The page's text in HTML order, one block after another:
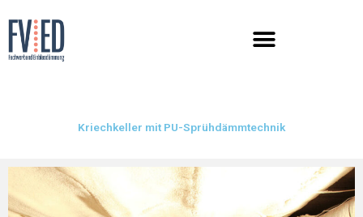
Inhalt
springen
Kriechkeller mit PU-Sprühdämmtechnik